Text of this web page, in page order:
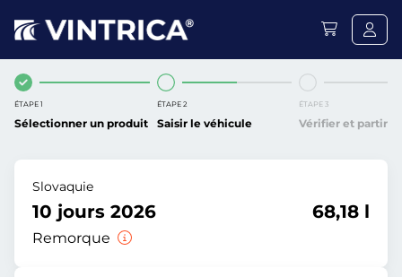
ÉTAPE 1
Sélectionner un produit
ÉTAPE 2
Saisir le véhicule
ÉTAPE 3
Vérifier et partir
Slovaquie
10 jours 2026
Remorque
68,18 l